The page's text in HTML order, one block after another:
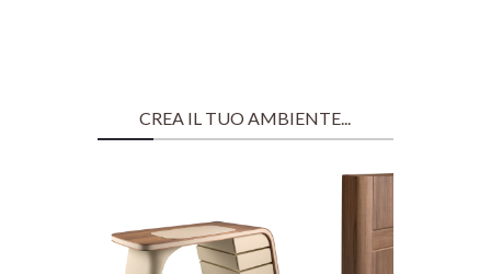
CREA IL TUO AMBIENTE...